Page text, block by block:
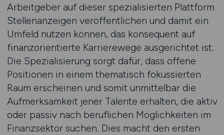
Arbeitgeber auf dieser spezialisierten Plattform
Stellenanzeigen veröffentlichen und damit ein
Umfeld nutzen können, das konsequent auf
finanzorientierte Karrierewege ausgerichtet ist.
Die Spezialisierung sorgt dafür, dass offene
Positionen in einem thematisch fokussierten
Raum erscheinen und somit unmittelbar die
Aufmerksamkeit jener Talente erhalten, die aktiv
oder passiv nach beruflichen Möglichkeiten im
Finanzsektor suchen. Dies macht den ersten